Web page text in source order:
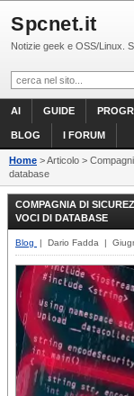
Spcnet.it
Notizie geek e OSS/Linux.
AI GUIDE
BLOG I FORUM
Home > Articolo >
database
COMPAGNIA DI
VOCI DI DATABASE
Blog | Dario Fadda |